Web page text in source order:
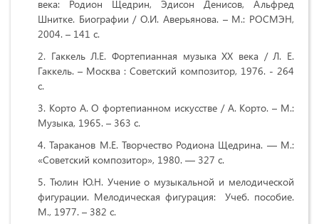
века: Родион Щедрин, Эдисон Денисов, Альфред
Шнитке. Биографии / О.И. Аверьянова. – М.: РОСМЭН,
2004. – 141 с.
Гаккель Л.Е. Фортепианная музыка XX века / Л. Е.
Гаккель. – Москва : Советский композитор, 1976. - 264
c.
Корто А. О фортепианном искусстве / А. Корто. – М.:
Музыка, 1965. – 363 с.
Тараканов М.Е. Творчество Родиона Щедрина. — М.:
«Советский композитор», 1980. — 327 с.
Тюлин Ю.Н. Учение о музыкальной и мелодической
фигурации. Мелодическая фигурация: Учеб. пособие.
М., 1977. – 382 с.